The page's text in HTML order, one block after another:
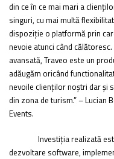
din ce în ce mai mari a
singuri, cu mai multă
dispoziție o platformă prin
nevoie atunci când
avansată, Traveo este un
adăugăm oricând
nevoile clienților noștri dar și
din zona de turism.” – Lucian
Events.
Investiția realizată
dezvoltare software,